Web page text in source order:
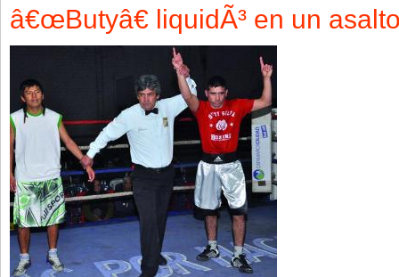
â€œButyâ€ liquidÃ³ en un